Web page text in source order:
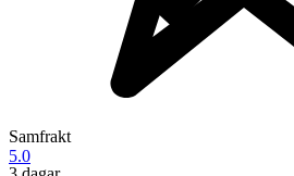
5.0
Samfrakt